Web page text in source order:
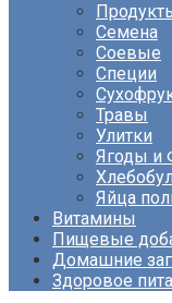
Семена
Соевые
Специи
Травы
Улитки
Ягоды и
Яйца
Витамины
Пищевые
Домашние
Здоровое